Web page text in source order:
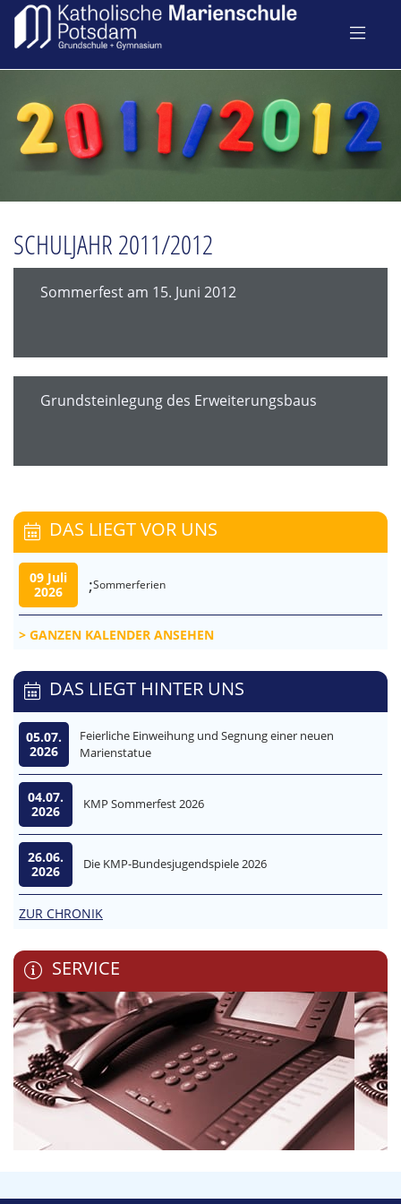
SCHULJAHR 2011/2012
Sommerfest am 15. Juni 2012
Grundsteinlegung des Erweiterungsbaus
DAS LIEGT VOR UNS
09 Juli
2026
;Sommerferien
GANZEN KALENDER ANSEHEN
DAS LIEGT HINTER UNS
05.07.
2026
Feierliche Einweihung und Segnung einer neuen
Marienstatue
04.07.
2026
KMP Sommerfest 2026
26.06.
2026
Die KMP-Bundesjugendspiele 2026
ZUR CHRONIK
SERVICE